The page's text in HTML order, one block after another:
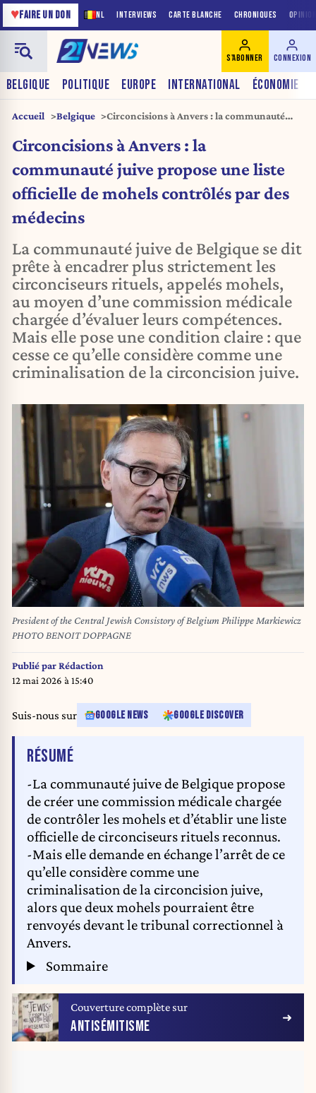
NL INTERVIEWS CARTE BLANCHE CHRONIQUES
♥FAIRE UN DON
BELGIQUE POLITIQUE EUROPE INTERNATIONAL ÉCONOMIE
S'ABONNER CONNEXION
Accueil Belgique
Circoncisions à Anvers : la communauté
contrôlés par des médecins
Circoncisions à Anvers : la
communauté juive propose une liste
officielle de mohels contrôlés par des
médecins
La communauté juive de Belgique se dit
prête à encadrer plus strictement les
circonciseurs rituels, appelés mohels,
au moyen d’une commission médicale
chargée d’évaluer leurs compétences.
Mais elle pose une condition claire : que
cesse ce qu’elle considère comme une
criminalisation de la circoncision juive.
President of the Central Jewish Consistory of Belgium Philippe Markiewicz
PHOTO BENOIT DOPPAGNE
Publié parRédaction
12 mai 2026 à 15:40
Suis-nous sur GOOGLE NEWS GOOGLE DISCOVER
RÉSUMÉDE L'ARTICLE
-La communauté juive de Belgique propose
de créer une commission médicale chargée
de contrôler les mohels et d’établir une liste
officielle de circonciseurs rituels reconnus.
-Mais elle demande en échange l’arrêt de ce
qu’elle considère comme une
criminalisation de la circoncision juive,
alors que deux mohels pourraient être
renvoyés devant le tribunal correctionnel à
Anvers.
Sommaire
Couverture complète sur
ANTISÉMITISME